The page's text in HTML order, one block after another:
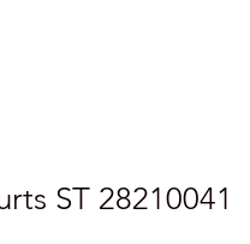
ST 28210041